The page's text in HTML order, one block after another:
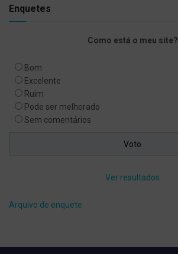
Enquetes
Como está o meu site?
Bom
Excelente
Ruim
Pode ser melhorado
Sem comentários
Ver resultados
Arquivo de enquete